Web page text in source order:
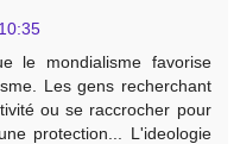
le mondialisme favorise
Les gens recherchant
ou se raccrocher pour
protection... L'ideologie